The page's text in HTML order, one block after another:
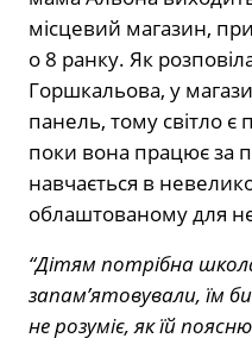
місцевий магазин,
о 8 ранку. Як
Горшкальова, у
панель, тому світло є
поки вона працює за
навчається в
облаштованому для
“Дітям потрібна
запам’ятовували, їм
не розуміє, як їй